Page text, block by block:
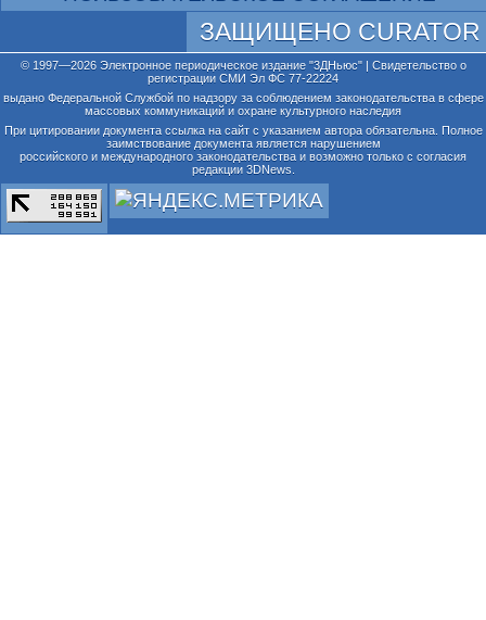
ЗАЩИЩЕНО CURATOR
© 1997—2026 Электронное периодическое издание "3ДНьюс" | Свидетельство о
регистрации СМИ Эл ФС 77-22224
выдано Федеральной Службой по надзору за соблюдением законодательства в сфере
массовых коммуникаций и охране культурного наследия
При цитировании документа ссылка на сайт с указанием автора обязательна. Полное
заимствование документа является нарушением
российского и международного законодательства и возможно только с согласия
редакции 3DNews.